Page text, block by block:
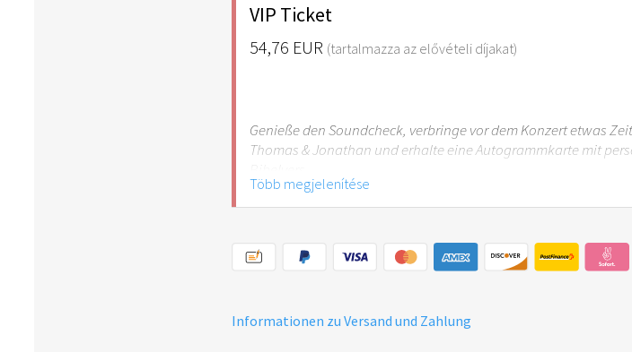
VIP Ticket
54,76 EUR (tartalmazza az elővételi díjakat)
Genieße den Soundcheck, verbringe vor dem Konzert etwas
Thomas & Jonathan und erhalte eine Autogrammkarte mit
Több megjelenítése
Informationen zu Versand und Zahlung